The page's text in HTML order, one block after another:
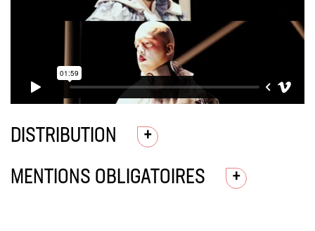
DISTRIBUTION
MENTIONS OBLIGATOIRES